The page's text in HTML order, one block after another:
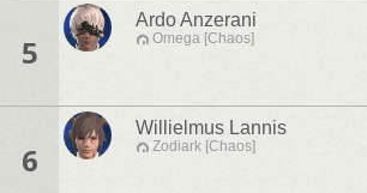
5
Ardo Anzerani
Omega [Chaos]
6
Willielmus Lannis
Zodiark [Chaos]